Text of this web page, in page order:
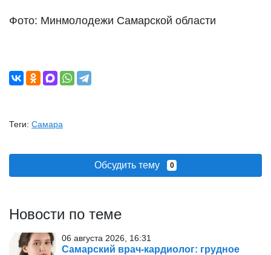
Фото: Минмолодежи Самарской области
Теги: Самара
Обсудить тему 0
Новости по теме
06 августа 2026, 16:31
Самарский врач-кардиолог: грудное